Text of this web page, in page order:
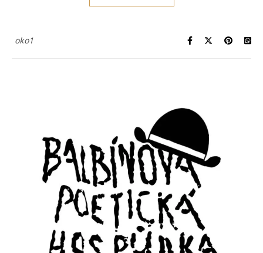
oko1